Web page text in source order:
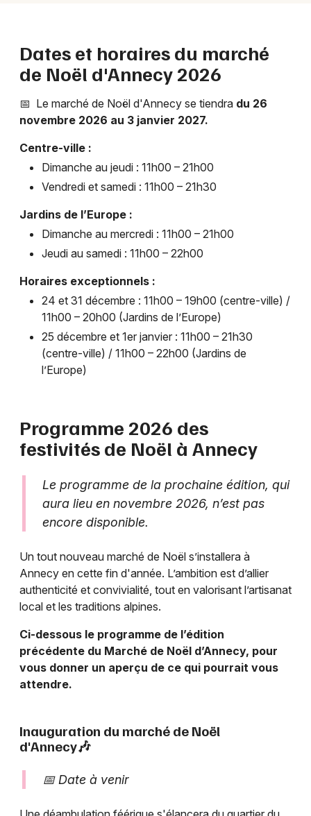
Magazine à Annecy
74 - Haute-Savoie
Je m'abonne
Dates et horaires du marché
de Noël d'Annecy 2026
📅 Le marché de Noël d'Annecy se tiendra du 26
novembre 2026 au 3 janvier 2027.
Centre-ville :
Dimanche au jeudi : 11h00 – 21h00
Vendredi et samedi : 11h00 – 21h30
Jardins de l’Europe :
Dimanche au mercredi : 11h00 – 21h00
Jeudi au samedi : 11h00 – 22h00
Horaires exceptionnels :
24 et 31 décembre : 11h00 – 19h00 (centre-ville) /
11h00 – 20h00 (Jardins de l’Europe)
25 décembre et 1er janvier : 11h00 – 21h30
(centre-ville) / 11h00 – 22h00 (Jardins de
l’Europe)
Programme 2026 des
festivités de Noël à Annecy
Le programme de la prochaine édition, qui
aura lieu en novembre 2026, n’est pas
encore disponible.
Un tout nouveau marché de Noël s’installera à
Annecy en cette fin d'année. L’ambition est d’allier
authenticité et convivialité, tout en valorisant l’artisanat
local et les traditions alpines.
Ci-dessous le programme de l’édition
précédente du Marché de Noël d’Annecy, pour
vous donner un aperçu de ce qui pourrait vous
attendre.
Inauguration du marché de Noël
d'Annecy🎶
📅 Date à venir